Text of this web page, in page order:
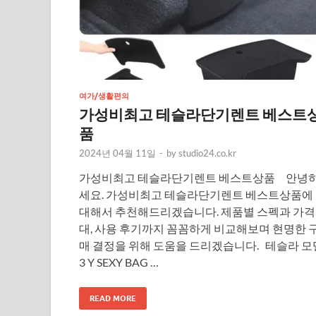
여가/생활편의
가성비최고 테슬라단기렌트 베스트
품
2024년 04월 11일 - bystudio24.co.kr
가성비최고 테슬라단기렌트 베스트상품 안녕
세요. 가성비최고 테슬라단기렌트 베스트상품에
대해서 추천해드리겠습니다. 제품별 스펙과 가격
대, 사용 후기까지 꼼꼼하게 비교해보며 현명한
매 결정을 위해 도움을 드리겠습니다. 테슬라 모
3 Y SEXY BAG …
READ MORE